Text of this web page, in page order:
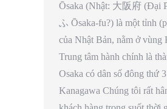
Ōsaka (Nhật: 大阪府 (Đại
ふ Ōsaka-fu?) là một tỉnh
của Nhật Bản, nằm ở vùng
Trung tâm hành chính là
Osaka có dân số đông thứ
Kanagawa Chúng tôi rất